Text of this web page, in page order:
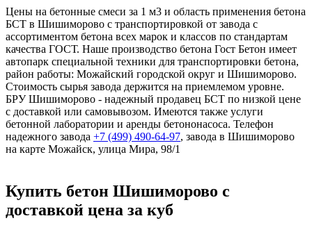
Цены на бетонные смеси за 1 м3 и область применения бетона
БСТ в Шишиморово с транспортировкой от завода с
ассортиментом бетона всех марок и классов по стандартам
качества ГОСТ. Наше производство бетона Гост Бетон имеет
автопарк специальной техники для транспортировки бетона,
район работы: Можайский городской округ и Шишиморово.
Стоимость сырья завода держится на приемлемом уровне.
БРУ Шишиморово - надежный продавец БСТ по низкой цене
с доставкой или самовывозом. Имеются также услуги
бетонной лаборатории и аренды бетононасоса. Телефон
надежного завода +7 (499) 490-64-97, завода в Шишиморово
на карте Можайск, улица Мира, 98/1
Купить бетон Шишиморово с
доставкой цена за куб